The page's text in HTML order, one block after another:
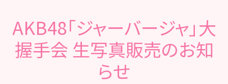
AKB48「ジャーバージャ」大
握手会 生写真販売のお知
らせ